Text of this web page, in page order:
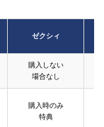
ゼクシィ
購入しない
場合なし
購入時のみ
特典